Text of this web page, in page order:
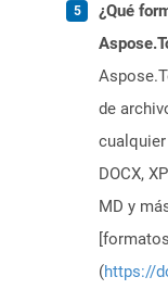
¿Qué
de
DOCX,
MD y
(https://